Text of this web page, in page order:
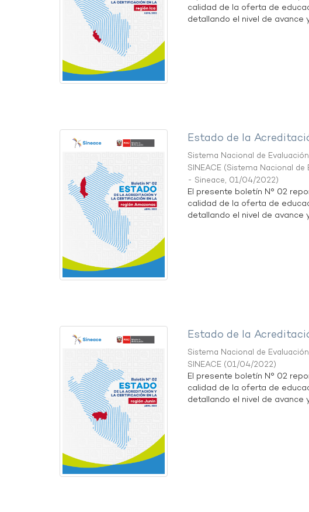
calidad de la oferta de
detallando el nivel de avance
Estado de la
Sistema Nacional de
SINEACE (Sistema Nacional
- Sineace, 01/04/2022)
El presente boletín N° 02
calidad de la oferta de
detallando el nivel de avance
Estado de la
Sistema Nacional de
SINEACE (01/04/2022)
El presente boletín N° 02
calidad de la oferta de
detallando el nivel de avance